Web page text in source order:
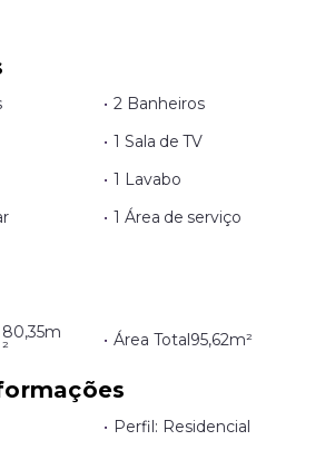
• 2 Banheiros
• 1 Sala de TV
• 1 Lavabo
• 1 Área de serviço
80,35m
² • Área Total95,62m²
• Perfil: Residencial